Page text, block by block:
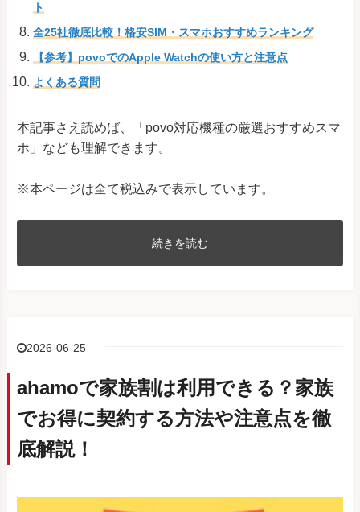
arrows RX 楽天モバイル
arrows We SoftBank
Google Pixel 10 Pro XL
au/SIMフリ
ー/docomo/SoftBank
Google Pixel 10 Pro
Google Pixel 10
Google Pixel 9 Pro
au/SIMフリ
au/SIMフリ
ト
全25社徹底比較！格安SIM・スマホおすすめランキング
【参考】povoでのApple Watchの使い方と注意点
よくある質問
本記事さえ読めば、「povo対応機種の厳選おすすめスマ
ホ」なども理解できます。
※本ページは全て税込みで表示しています。
続きを読む
2026-06-25
ahamoで家族割は利用できる？家族
でお得に契約する方法や注意点を徹
底解説！